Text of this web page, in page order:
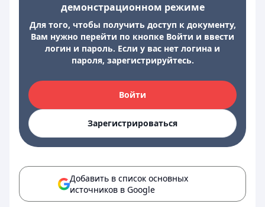
демонстрационном режиме
Для того, чтобы получить доступ к документу,
Вам нужно перейти по кнопке Войти и ввести
логин и пароль. Если у вас нет логина и
пароля, зарегистрируйтесь.
Войти
Зарегистрироваться
Добавить в список основных
источников в Google